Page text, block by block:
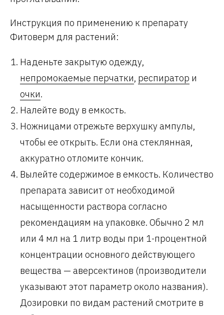
Инструкция по применению к препарату
Фитоверм для растений:
Наденьте закрытую одежду,
непромокаемые перчатки, респиратор и
очки.
Налейте воду в емкость.
Ножницами отрежьте верхушку ампулы,
чтобы ее открыть. Если она стеклянная,
аккуратно отломите кончик.
Вылейте содержимое в емкость. Количество
препарата зависит от необходимой
насыщенности раствора согласно
рекомендациям на упаковке. Обычно 2 мл
или 4 мл на 1 литр воды при 1-процентной
концентрации основного действующего
вещества — аверсектинов (производители
указывают этот параметр около названия).
Дозировки по видам растений смотрите в